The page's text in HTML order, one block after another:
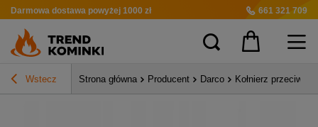
Darmowa dostawa powyżej 1000 zł 661 321 709
Wstecz Strona główna Producent Darco Kołnierz